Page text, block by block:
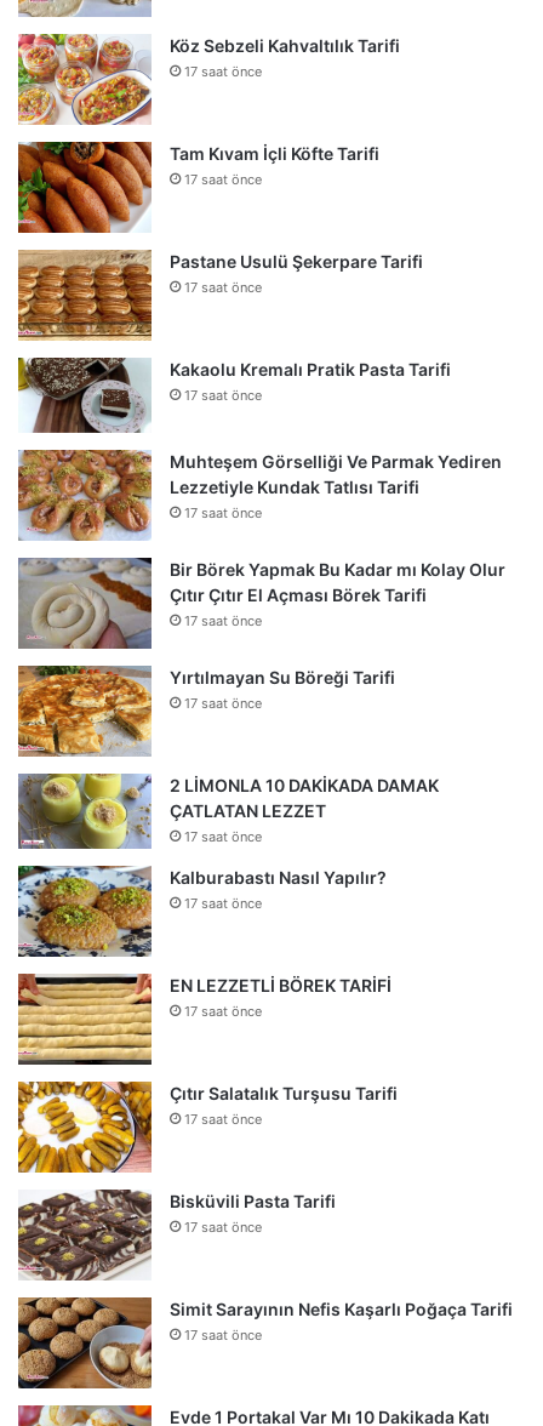
Köz Sebzeli Kahvaltılık Tarifi
17 saat önce
Tam Kıvam İçli Köfte Tarifi
17 saat önce
Pastane Usulü Şekerpare Tarifi
17 saat önce
Kakaolu Kremalı Pratik Pasta Tarifi
17 saat önce
Muhteşem Görselliği Ve Parmak Yediren
Lezzetiyle Kundak Tatlısı Tarifi
17 saat önce
Bir Börek Yapmak Bu Kadar mı Kolay Olur
Çıtır Çıtır El Açması Börek Tarifi
17 saat önce
Yırtılmayan Su Böreği Tarifi
17 saat önce
2 LİMONLA 10 DAKİKADA DAMAK
ÇATLATAN LEZZET
17 saat önce
Kalburabastı Nasıl Yapılır?
17 saat önce
EN LEZZETLİ BÖREK TARİFİ
17 saat önce
Çıtır Salatalık Turşusu Tarifi
17 saat önce
Bisküvili Pasta Tarifi
17 saat önce
Simit Sarayının Nefis Kaşarlı Poğaça Tarifi
17 saat önce
Evde 1 Portakal Var Mı 10 Dakikada Katı